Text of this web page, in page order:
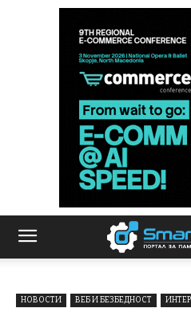
НОВОСТИ ВЕБ И БЕЗБЕДНОСТ